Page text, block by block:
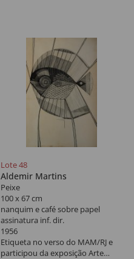
Lote 48
Aldemir Martins
Peixe
100 x 67 cm
nanquim e café sobre papel
assinatura inf. dir.
1956
Etiqueta no verso do MAM/RJ e
participou da exposição Arte